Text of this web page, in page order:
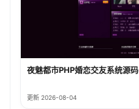
夜魅都市PHP婚恋交友系统源码
更新 2026-08-04